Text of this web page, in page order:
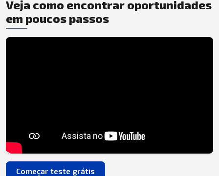
Veja como encontrar oportunidades
em poucos passos
Começar teste grátis